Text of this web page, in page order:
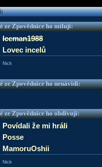
ze Zpovědnice ho milují:
Iceman1988
Lovec incelů
Nick
ze Zpovědnice ho nenávidí:
ze Zpovědnice ho obdivují:
Povídali že mi hráli
Posse
MamoruOshii
Nick